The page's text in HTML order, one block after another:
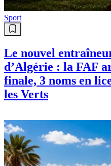
Sport
Le nouvel
d’Algérie : la FAF
finale, 3 noms en
les Verts